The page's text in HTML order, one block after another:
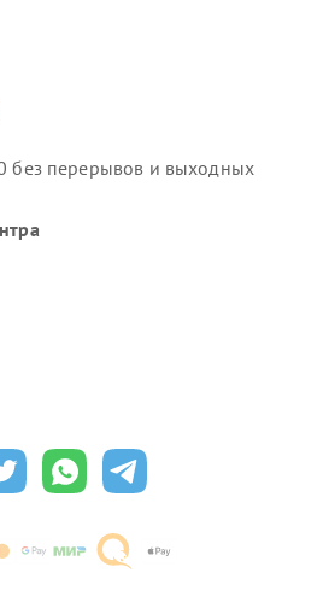
без перерывов и выходных